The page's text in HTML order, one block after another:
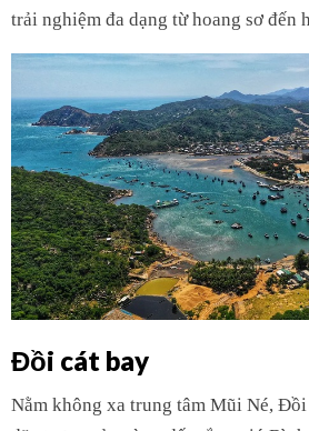
trải nghiệm đa dạng từ hoang sơ đến
Đồi cát bay
Nằm không xa trung tâm Mũi Né,